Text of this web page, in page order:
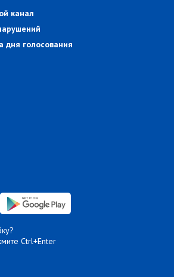
канал
дня голосования
Ctrl+Enter